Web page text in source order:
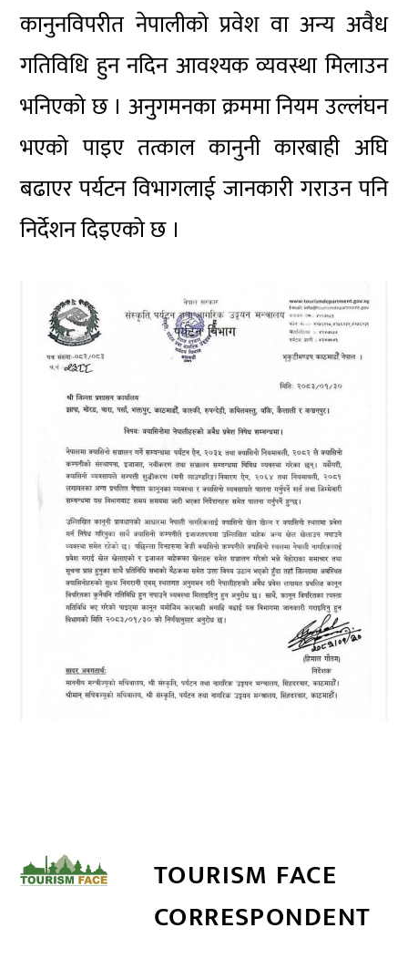
कानुनविपरीत नेपालीको प्रवेश वा अन्य अवैध
गतिविधि हुन नदिन आवश्यक व्यवस्था मिलाउन
भनिएको छ । अनुगमनका क्रममा नियम उल्लंघन
भएको पाइए तत्काल कानुनी कारबाही अघि
बढाएर पर्यटन विभागलाई जानकारी गराउन पनि
निर्देशन दिइएको छ ।
TOURISM FACE
CORRESPONDENT